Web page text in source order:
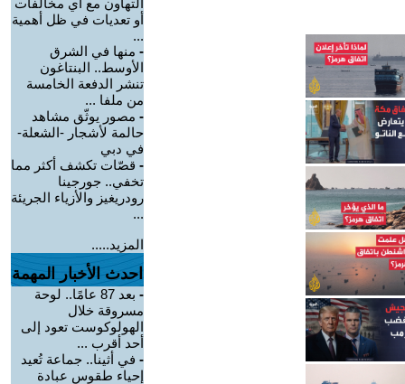
التهاون مع أي مخالفات
أو تعديات في ظل أهمية
...
- منها في الشرق
الأوسط.. البنتاغون
تنشر الدفعة الخامسة
من ملفا ...
- مصور يوثّق مشاهد
حالمة لأشجار -الشعلة-
في دبي
- قصّات تكشف أكثر مما
تخفي.. جورجينا
رودريغيز والأزياء الجريئة
...
المزيد.....
احدث الأخبار المهمة
-
بعد 87 عامًا.. لوحة
مسروقة خلال
الهولوكوست تعود إلى
أحد أقرب ...
- في أثينا.. جماعة تُعيد
إحياء طقوس عبادة